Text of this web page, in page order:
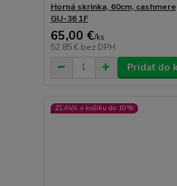
Horná skrinka, 60cm,
GU-36 1F
65,00 €/ks
52,85 € bez DPH
Pridať do
ZĽAVA v košíku do 10%